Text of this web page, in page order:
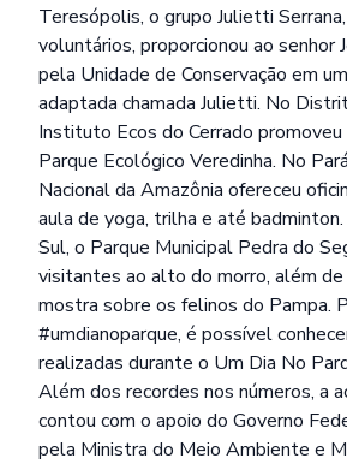
Teresópolis, o grupo Julietti
voluntários, proporcionou ao senhor
pela Unidade de Conservação em
adaptada chamada Julietti. No
Instituto Ecos do Cerrado
Parque Ecológico Veredinha. No
Nacional da Amazônia ofereceu
aula de yoga, trilha e até
Sul, o Parque Municipal Pedra do
visitantes ao alto do morro, além de
mostra sobre os felinos do Pampa.
#umdianoparque, é possível
realizadas durante o Um Dia No
Além dos recordes nos números, a
contou com o apoio do Governo
pela Ministra do Meio Ambiente e